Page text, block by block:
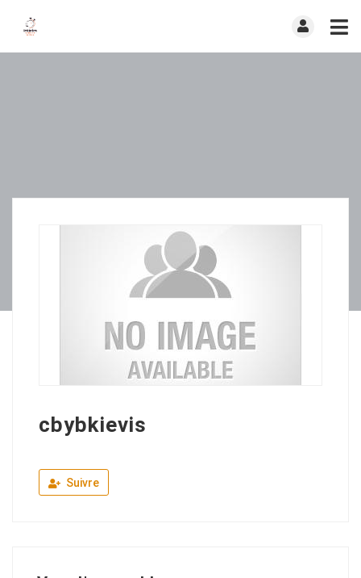
cbybkievis
Suivre